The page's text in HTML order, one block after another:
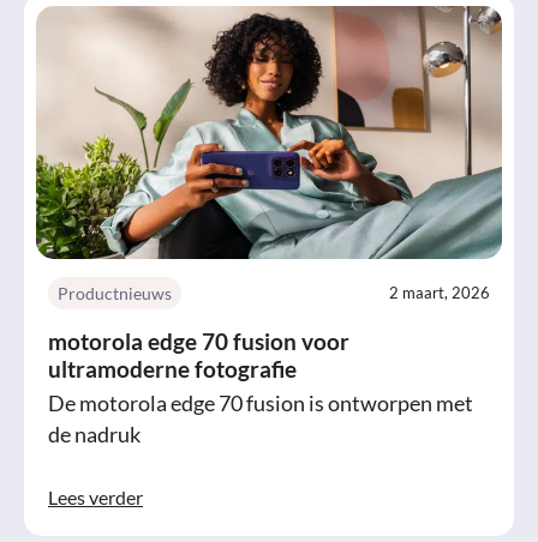
Productnieuws 2 maart, 2026
motorola edge 70 fusion voor
ultramoderne fotografie
De motorola edge 70 fusion is ontworpen met
de nadruk
Lees verder